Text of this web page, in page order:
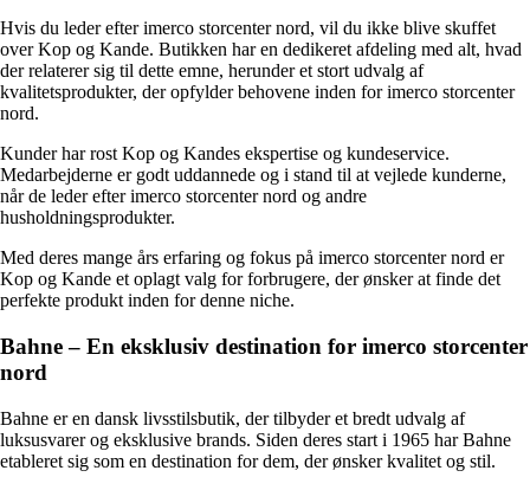
Hvis du leder efter imerco storcenter nord, vil du ikke blive skuffet
over Kop og Kande. Butikken har en dedikeret afdeling med alt, hvad
der relaterer sig til dette emne, herunder et stort udvalg af
kvalitetsprodukter, der opfylder behovene inden for imerco storcenter
nord.
Kunder har rost Kop og Kandes ekspertise og kundeservice.
Medarbejderne er godt uddannede og i stand til at vejlede kunderne,
når de leder efter imerco storcenter nord og andre
husholdningsprodukter.
Med deres mange års erfaring og fokus på imerco storcenter nord er
Kop og Kande et oplagt valg for forbrugere, der ønsker at finde det
perfekte produkt inden for denne niche.
Bahne – En eksklusiv destination for imerco storcenter
nord
Bahne er en dansk livsstilsbutik, der tilbyder et bredt udvalg af
luksusvarer og eksklusive brands. Siden deres start i 1965 har Bahne
etableret sig som en destination for dem, der ønsker kvalitet og stil.